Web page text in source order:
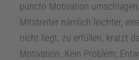
e
puncto Motivation
Mitstreiter nämlich leichter,
nicht liegt, zu erfüllen, kratzt
Motivation. Kein Problem: